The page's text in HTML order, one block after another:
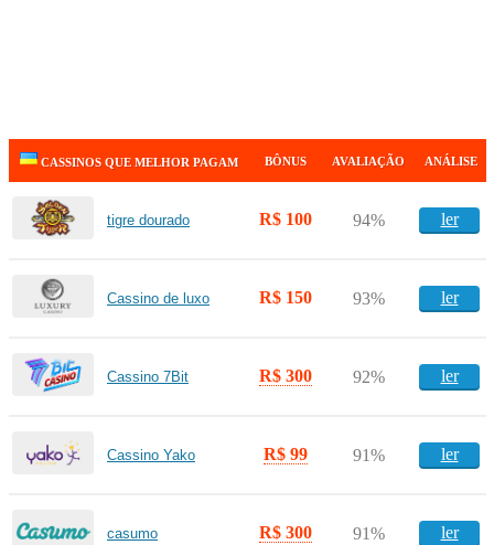
CASSINOS QUE MELHOR PAGAM BÔNUS AVALIAÇÃO ANÁLISE
tigre dourado R$ 100 94% ler
Cassino de luxo R$ 150 93% ler
Cassino 7Bit R$ 300 92% ler
Cassino Yako R$ 99 91% ler
casumo R$ 300 91% ler